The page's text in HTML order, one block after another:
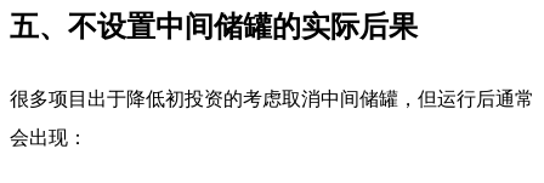
五、不设置中间储罐的实际后果
很多项目出于降低初投资的考虑取消中间储罐，但运行后通常
会出现：